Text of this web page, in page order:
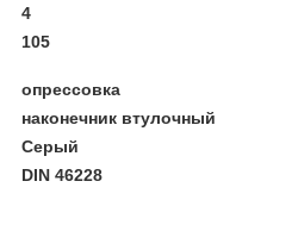
4
105
опрессовка
наконечник втулочный
Серый
DIN 46228